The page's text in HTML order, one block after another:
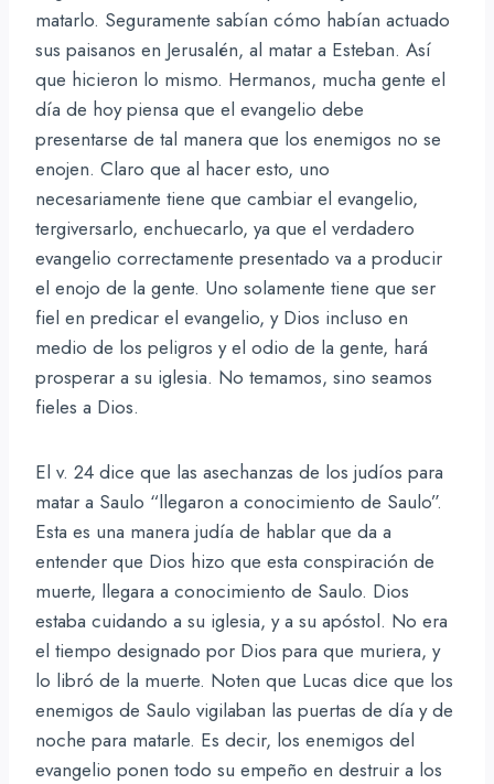
matarlo. Seguramente sabían cómo habían actuado
sus paisanos en Jerusalén, al matar a Esteban. Así
que hicieron lo mismo. Hermanos, mucha gente el
día de hoy piensa que el evangelio debe
presentarse de tal manera que los enemigos no se
enojen. Claro que al hacer esto, uno
necesariamente tiene que cambiar el evangelio,
tergiversarlo, enchuecarlo, ya que el verdadero
evangelio correctamente presentado va a producir
el enojo de la gente. Uno solamente tiene que ser
fiel en predicar el evangelio, y Dios incluso en
medio de los peligros y el odio de la gente, hará
prosperar a su iglesia. No temamos, sino seamos
fieles a Dios.
El v. 24 dice que las asechanzas de los judíos para
matar a Saulo “llegaron a conocimiento de Saulo”.
Esta es una manera judía de hablar que da a
entender que Dios hizo que esta conspiración de
muerte, llegara a conocimiento de Saulo. Dios
estaba cuidando a su iglesia, y a su apóstol. No era
el tiempo designado por Dios para que muriera, y
lo libró de la muerte. Noten que Lucas dice que los
enemigos de Saulo vigilaban las puertas de día y de
noche para matarle. Es decir, los enemigos del
evangelio ponen todo su empeño en destruir a los